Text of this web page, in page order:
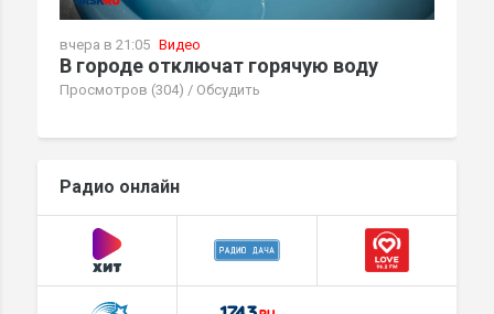
вчера в 21:05 Видео
В городе отключат горячую воду
Просмотров (304) / Обсудить
Радио онлайн